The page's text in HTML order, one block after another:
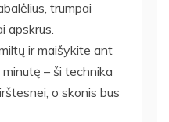
trumpai
apskrus.
ir maišykite ant
– ši technika
o skonis bus